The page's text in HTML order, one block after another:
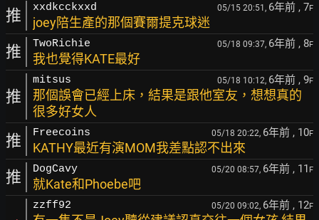
推 xxdkcckxxd 05/15 20:51, 6年前 , 7F
joey陪生產的那個賽爾提克球迷
推 TwoRichie 05/18 09:37, 6年前 , 8F
我也覺得KATE最好
推
mitsus 05/18 10:12, 6年前 , 9F
那個誤會已經上床，結果是跟他室友，想想真的
很多好女人
推 Freecoins 05/18 20:22, 6年前 , 10F
KATHY最近有演MOM我差點認不出來
推 DogCavy 05/20 08:57, 6年前 , 11 F
就Kate和Phoebe吧
zzff92 05/20 09:02, 6年前 , 12F